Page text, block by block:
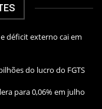
déficit externo cai em
do lucro do FGTS
para 0,06% em julho